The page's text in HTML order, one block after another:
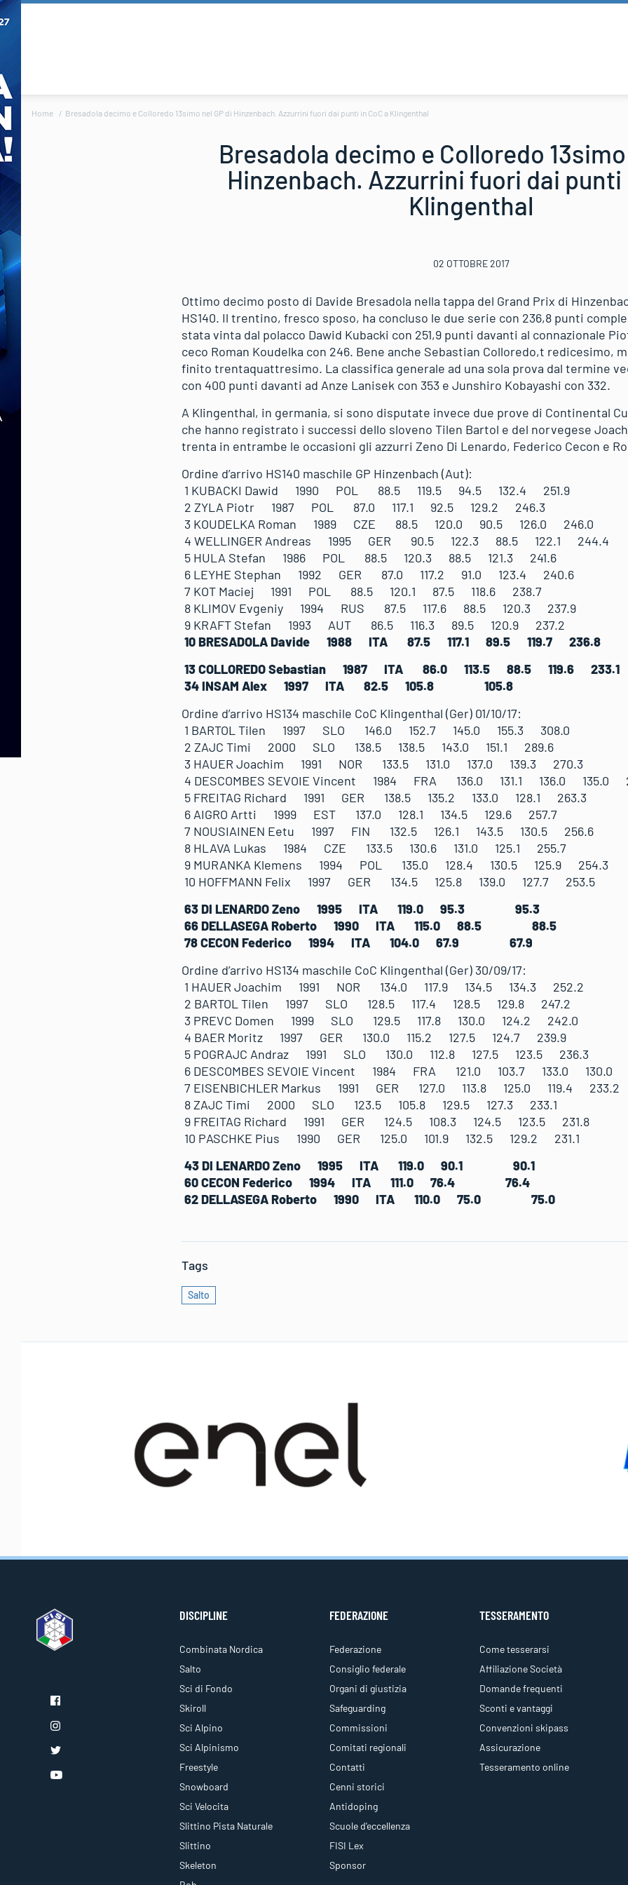
Home Bresadola decimo e Colloredo 13simo nel GP di Hinzenbach. Azzurrini fuori dai punti in CoC a Klingenthal
Bresadola decimo e Colloredo 13simo
Hinzenbach. Azzurrini fuori dai punti
Klingenthal
02 OTTOBRE 2017
Ottimo decimo posto di Davide Bresadola nella tappa del Grand Prix di
HS140. Il trentino, fresco sposo, ha concluso le due serie con 236,8 punti
stata vinta dal polacco Dawid Kubacki con 251,9 punti davanti al connazionale
ceco Roman Koudelka con 246. Bene anche Sebastian Colloredo,t redicesimo,
finito trentaquattresimo. La classifica generale ad una sola prova dal termine
con 400 punti davanti ad Anze Lanisek con 353 e Junshiro Kobayashi con 332.
A Klingenthal, in germania, si sono disputate invece due prove di Continental
che hanno registrato i successi dello sloveno Tilen Bartol e del norvegese
trenta in entrambe le occasioni gli azzurri Zeno Di Lenardo, Federico Cecon e
Ordine d’arrivo HS140 maschile GP Hinzenbach (Aut):
1 KUBACKI Dawid 1990 POL 88.5 119.5 94.5 132.4 251.9
2 ZYLA Piotr 1987 POL 87.0 117.1 92.5 129.2 246.3
3 KOUDELKA Roman 1989 CZE 88.5 120.0 90.5 126.0 246.0
4 WELLINGER Andreas 1995 GER 90.5 122.3 88.5 122.1 244.4
5 HULA Stefan 1986 POL 88.5 120.3 88.5 121.3 241.6
6 LEYHE Stephan 1992 GER 87.0 117.2 91.0 123.4 240.6
7 KOT Maciej 1991 POL 88.5 120.1 87.5 118.6 238.7
8 KLIMOV Evgeniy 1994 RUS 87.5 117.6 88.5 120.3 237.9
9 KRAFT Stefan 1993 AUT 86.5 116.3 89.5 120.9 237.2
10 BRESADOLA Davide 1988 ITA 87.5 117.1 89.5 119.7 236.8
13 COLLOREDO Sebastian 1987 ITA 86.0 113.5 88.5 119.6 233.1
34 INSAM Alex 1997 ITA 82.5 105.8 105.8
Ordine d’arrivo HS134 maschile CoC Klingenthal (Ger) 01/10/17:
1 BARTOL Tilen 1997 SLO 146.0 152.7 145.0 155.3 308.0
2 ZAJC Timi 2000 SLO 138.5 138.5 143.0 151.1 289.6
3 HAUER Joachim 1991 NOR 133.5 131.0 137.0 139.3 270.3
4 DESCOMBES SEVOIE Vincent 1984 FRA 136.0 131.1 136.0 135.0
5 FREITAG Richard 1991 GER 138.5 135.2 133.0 128.1 263.3
6 AIGRO Artti 1999 EST 137.0 128.1 134.5 129.6 257.7
7 NOUSIAINEN Eetu 1997 FIN 132.5 126.1 143.5 130.5 256.6
8 HLAVA Lukas 1984 CZE 133.5 130.6 131.0 125.1 255.7
9 MURANKA Klemens 1994 POL 135.0 128.4 130.5 125.9 254.3
10 HOFFMANN Felix 1997 GER 134.5 125.8 139.0 127.7 253.5
63 DI LENARDO Zeno 1995 ITA 119.0 95.3 95.3
66 DELLASEGA Roberto 1990 ITA 115.0 88.5 88.5
78 CECON Federico 1994 ITA 104.0 67.9 67.9
Ordine d’arrivo HS134 maschile CoC Klingenthal (Ger) 30/09/17:
1 HAUER Joachim 1991 NOR 134.0 117.9 134.5 134.3 252.2
2 BARTOL Tilen 1997 SLO 128.5 117.4 128.5 129.8 247.2
3 PREVC Domen 1999 SLO 129.5 117.8 130.0 124.2 242.0
4 BAER Moritz 1997 GER 130.0 115.2 127.5 124.7 239.9
5 POGRAJC Andraz 1991 SLO 130.0 112.8 127.5 123.5 236.3
6 DESCOMBES SEVOIE Vincent 1984 FRA 121.0 103.7 133.0 130.0
7 EISENBICHLER Markus 1991 GER 127.0 113.8 125.0 119.4 233.2
8 ZAJC Timi 2000 SLO 123.5 105.8 129.5 127.3 233.1
9 FREITAG Richard 1991 GER 124.5 108.3 124.5 123.5 231.8
10 PASCHKE Pius 1990 GER 125.0 101.9 132.5 129.2 231.1
43 DI LENARDO Zeno 1995 ITA 119.0 90.1 90.1
60 CECON Federico 1994 ITA 111.0 76.4 76.4
62 DELLASEGA Roberto 1990 ITA 110.0 75.0 75.0
Tags
Salto
DISCIPLINE
Combinata Nordica
Salto
Sci di Fondo
Skiroll
Sci Alpino
Sci Alpinismo
Freestyle
Snowboard
Sci Velocita
Slittino Pista Naturale
Slittino
Skeleton
FEDERAZIONE
Federazione
Consiglio federale
Organi di giustizia
Safeguarding
Commissioni
Comitati regionali
Contatti
Cenni storici
Antidoping
Scuole d'eccellenza
FISI Lex
Sponsor
TESSERAMENTO
Come tesserarsi
Affiliazione Società
Domande frequenti
Sconti e vantaggi
Convenzioni skipass
Assicurazione
Tesseramento online